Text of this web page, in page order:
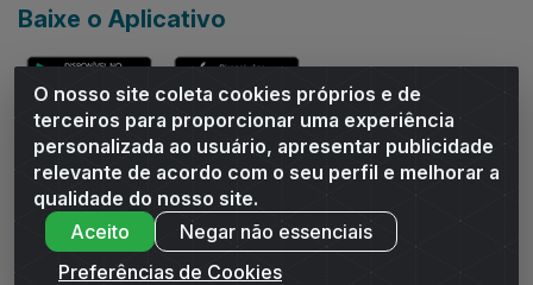
O nosso site coleta cookies próprios e de
terceiros para proporcionar uma experiência
personalizada ao usuário, apresentar publicidade
relevante de acordo com o seu perfil e melhorar a
qualidade do nosso site.
Aceito
Negar não essenciais
Preferências de Cookies
Baixe o Aplicativo
Andrade Distribuidor - ROD AL 110, n° 1401 - Sitio Moco,
Arapiraca/AL - CEP 57319-300 - CNPJ 10.667.481/0001-47